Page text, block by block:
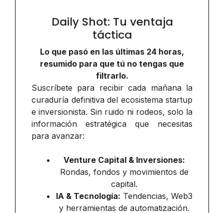
Daily Shot: Tu ventaja
táctica
Lo que pasó en las últimas 24 horas,
resumido para que tú no tengas que
filtrarlo.
Suscríbete para recibir cada mañana la
curaduría definitiva del ecosistema startup
e inversionista. Sin ruido ni rodeos, solo la
información estratégica que necesitas
para avanzar:
Venture Capital & Inversiones:
Rondas, fondos y movimientos de
capital.
IA & Tecnología: Tendencias, Web3
y herramientas de automatización.